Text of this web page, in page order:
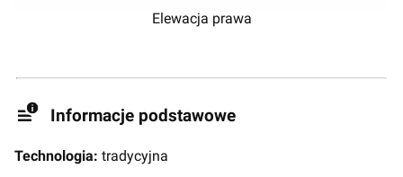
Elewacja prawa
Informacje podstawowe
Technologia: tradycyjna